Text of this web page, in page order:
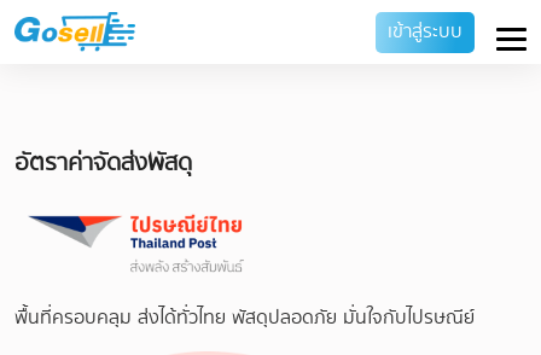
เข้าสู่ระบบ
อัตราค่าจัดส่งพัสดุ
พื้นที่ครอบคลุม ส่งได้ทั่วไทย พัสดุปลอดภัย มั่นใจกับไปรษณีย์